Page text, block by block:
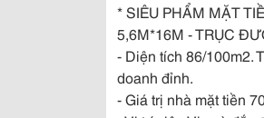
* SIÊU PHẨM MẶT
5,6M*16M - TRỤC
- Diện tích 86/100m2.
doanh đỉnh.
- Giá trị nhà mặt tiền